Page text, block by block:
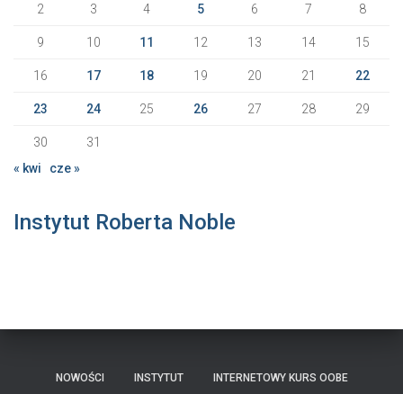
2 3 4 5 6 7 8
9 10 11 12 13 14 15
16 17 18 19 20 21 22
23 24 25 26 27 28 29
30
31
« kwi
cze »
Instytut Roberta Noble
NOWOŚCI INSTYTUT INTERNETOWY KURS OOBE